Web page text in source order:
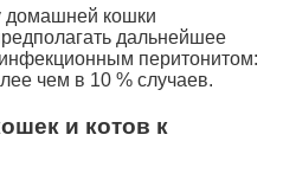
домашней кошки
дальнейшее
перитонитом:
чем в 10 % случаев.
и котов к